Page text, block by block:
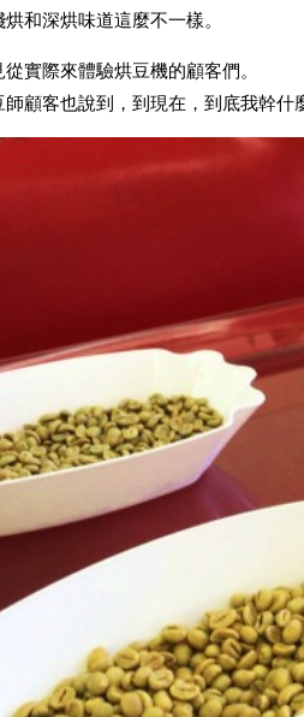
和深烘味道這麼不一樣。
實際來體驗烘豆機的顧客們。
顧客也說到，到現在，到底我幹什